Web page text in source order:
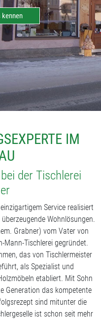
kennen
IM
der Tischlerei
Service realisiert
Wohnlösungen.
Grabner) vom Vater von
Mann-Tischlerei gegründet.
das von Tischlermeister
als Spezialist und
etabliert. Mit Sohn
Generation das kompetente
sind mitunter die
ist schon seit mehr